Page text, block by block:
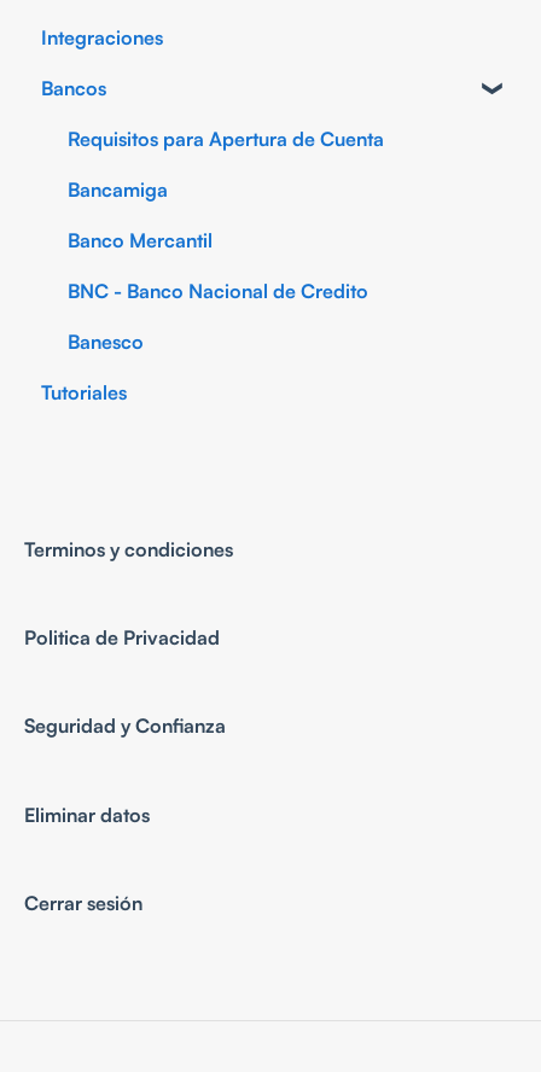
Integraciones
Bancos
Requisitos para Apertura de Cuenta
Bancamiga
Banco Mercantil
BNC - Banco Nacional de Credito
Banesco
Tutoriales
Terminos y condiciones
Politica de Privacidad
Seguridad y Confianza
Eliminar datos
Cerrar sesión